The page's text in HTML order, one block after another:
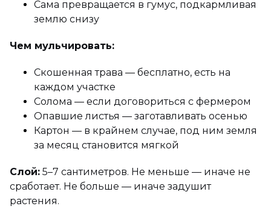
Сама превращается в гумус, подкармливая
землю снизу
Чем мульчировать:
Скошенная трава — бесплатно, есть на
каждом участке
Солома — если договориться с фермером
Опавшие листья — заготавливать осенью
Картон — в крайнем случае, под ним земля
за месяц становится мягкой
Слой: 5–7 сантиметров. Не меньше — иначе не
сработает. Не больше — иначе задушит
растения.